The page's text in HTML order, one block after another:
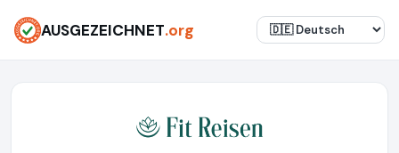
AUSGEZEICHNET.org